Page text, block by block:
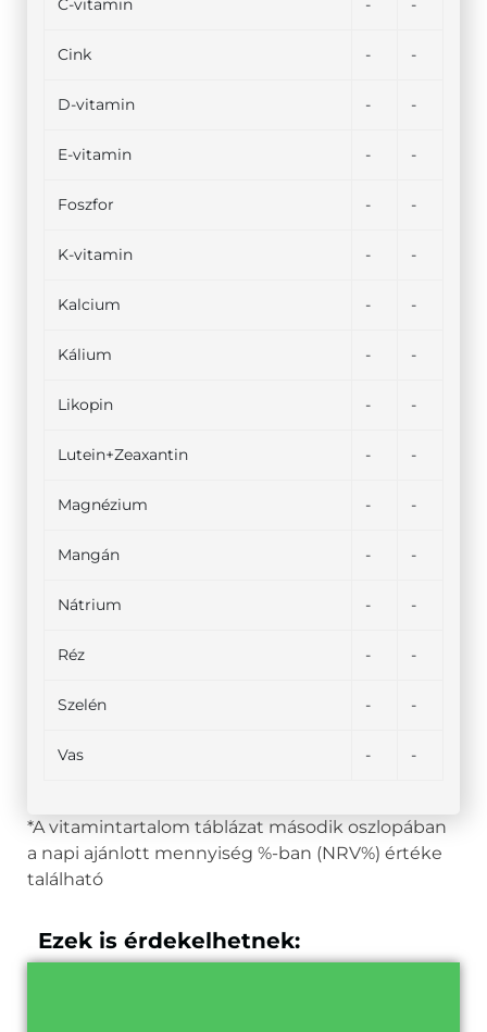
C-vitamin - -
Cink - -
D-vitamin - -
E-vitamin - -
Foszfor - -
K-vitamin - -
Kalcium - -
Kálium - -
Likopin - -
Lutein+Zeaxantin - -
Magnézium - -
Mangán - -
Nátrium - -
Réz - -
Szelén - -
Vas - -
*A vitamintartalom táblázat második oszlopában
a napi ajánlott mennyiség %-ban (NRV%) értéke
található
Ezek is érdekelhetnek: